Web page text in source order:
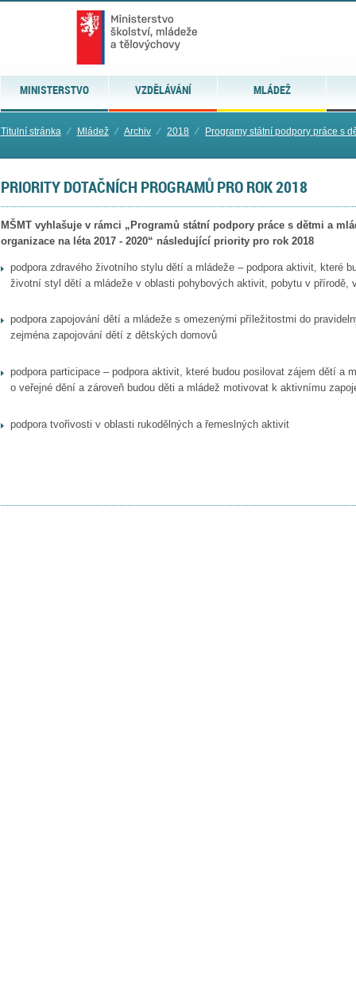
MINISTERSTVO VZDĚLÁVÁNÍ MLÁDEŽ
Titulní stránka ⁄ Mládež ⁄ Archiv ⁄ 2018 ⁄ Programy státní podpory práce s
PRIORITY DOTAČNÍCH PROGRAMŮ PRO ROK 2018
MŠMT vyhlašuje v rámci „Programů státní podpory práce s dětmi a
organizace na léta 2017 - 2020“ následující priority pro rok 2018
podpora zdravého životního stylu dětí a mládeže – podpora aktivit, které
životní styl dětí a mládeže v oblasti pohybových aktivit, pobytu v přírodě,
podpora zapojování dětí a mládeže s omezenými příležitostmi do
zejména zapojování dětí z dětských domovů
podpora participace – podpora aktivit, které budou posilovat zájem dětí a
o veřejné dění a zároveň budou děti a mládež motivovat k aktivnímu
podpora tvořivosti v oblasti rukodělných a řemeslných aktivit